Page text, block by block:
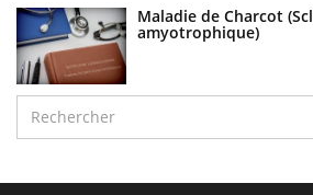
Maladie de Charcot
amyotrophique)